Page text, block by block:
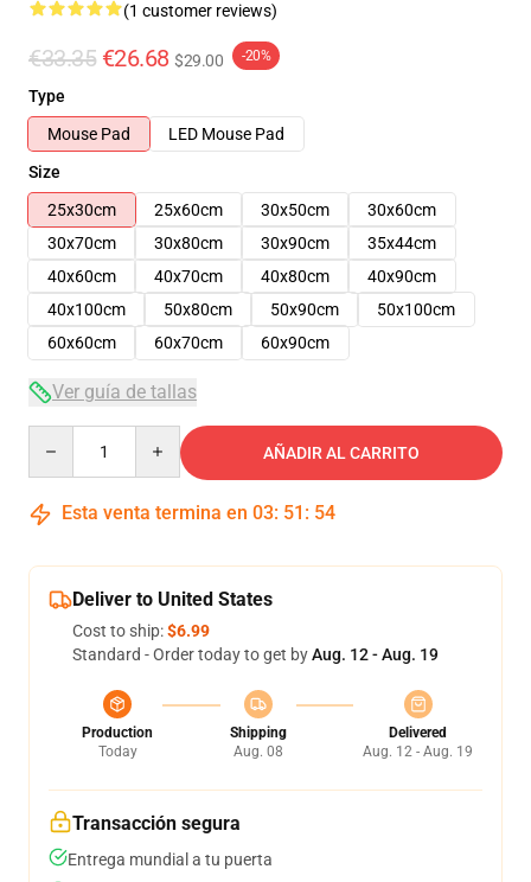
(1 customer reviews)
€33.35 €26.68 $29.00 -20%
Type
Mouse Pad
LED Mouse Pad
Size
25x30cm
25x60cm 30x50cm
30x60cm
30x70cm
30x80cm 30x90cm
35x44cm
40x60cm
40x70cm 40x80cm
40x90cm
40x100cm
50x80cm 50x90cm
50x100cm
60x60cm
60x70cm 60x90cm
Ver guía de tallas
AÑADIR AL CARRITO
Esta venta termina en 03: 51 : 53
Deliver to United States
Cost to ship:$6.99
Standard - Order today to get byAug. 12 - Aug. 19
Production
Today
Shipping
Aug. 08
Delivered
Aug. 12 - Aug. 19
Transacción segura
Entrega mundial a tu puerta